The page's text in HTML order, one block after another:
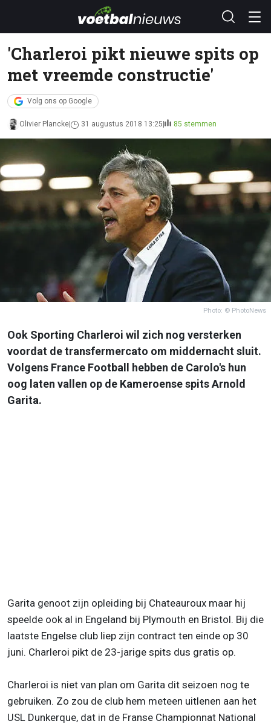
'Charleroi pikt nieuwe spits op
met vreemde constructie'
Volg ons op Google
Olivier Plancke 31 augustus 2018 13:25 85 stemmen
Photo: © PhotoNews
Ook Sporting Charleroi wil zich nog versterken
voordat de transfermercato om middernacht sluit.
Volgens France Football hebben de Carolo's hun
oog laten vallen op de Kameroense spits Arnold
Garita.
Garita genoot zijn opleiding bij Chateauroux maar hij
speelde ook al in Engeland bij Plymouth en Bristol. Bij die
laatste Engelse club liep zijn contract ten einde op 30
juni. Charleroi pikt de 23-jarige spits dus gratis op.
Charleroi is niet van plan om Garita dit seizoen nog te
gebruiken. Zo zou de club hem meteen uitlenen aan het
USL Dunkerque, dat in de Franse Championnat National